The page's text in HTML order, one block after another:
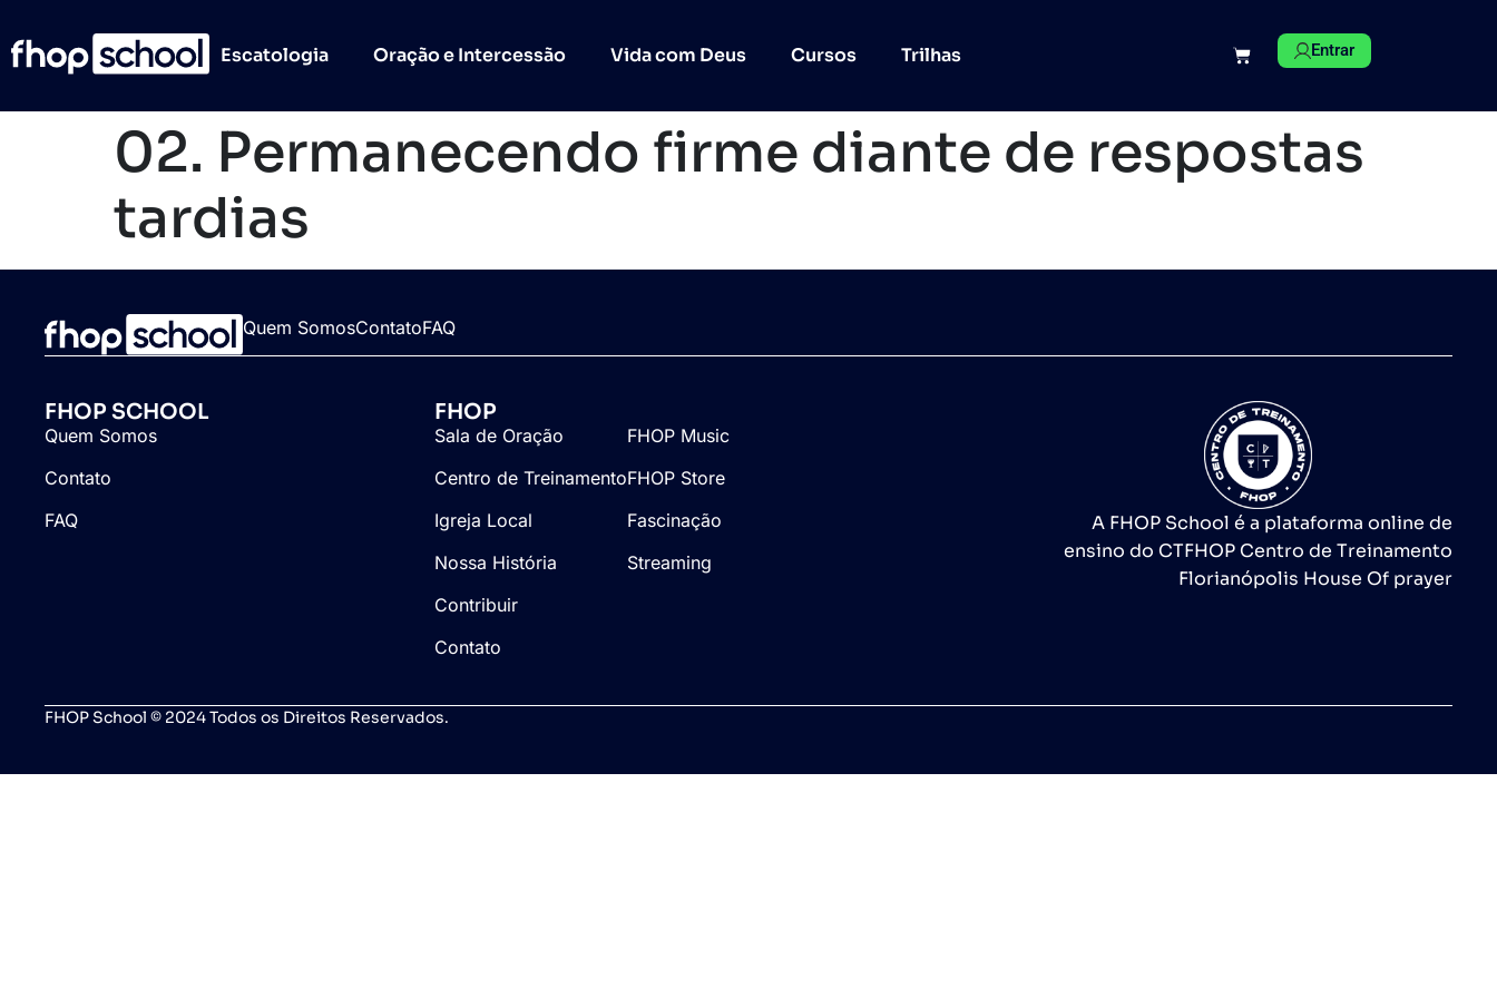
Escatologia Oração e Intercessão Vida com Deus Cursos Trilhas Entrar
02. Permanecendo firme diante de respostas
tardias
Quem SomosContatoFAQ
FHOP SCHOOL
Quem Somos
Contato
FAQ
FHOP
Sala de Oração
Centro de Treinamento
Igreja Local
Nossa História
Contribuir
Contato
FHOP Music
FHOP Store
Fascinação
Streaming
A FHOP School é a plataforma online de
ensino do CTFHOP Centro de Treinamento
Florianópolis House Of prayer
FHOP School © 2024 Todos os Direitos Reservados.